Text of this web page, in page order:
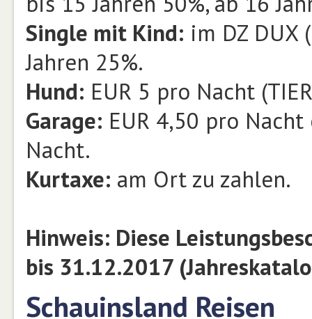
Single mit Kind: im DZ DUX
Jahren 25%.
Hund: EUR 5 pro Nacht
Garage: EUR 4,50 pro
Nacht.
Kurtaxe: am Ort zu zahlen.
Hinweis: Diese
bis 31.12.2017
Schauinsland Reisen